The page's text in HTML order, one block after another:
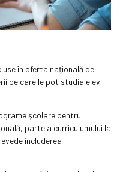
în oferta naţională de
pe care le pot studia elevii
şcolare pentru
parte a curriculumului la
includerea